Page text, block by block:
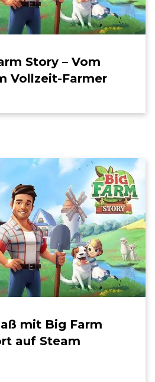
Story – Vom
Vollzeit-Farmer
mit Big Farm
auf Steam